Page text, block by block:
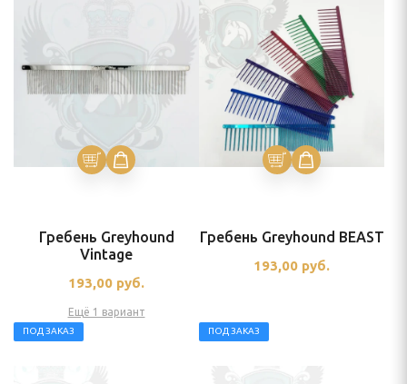
Гребень Greyhound
Vintage
193,00 руб.
Ещё 1 вариант
Гребень Greyhound BEAST
193,00 руб.
ПОД ЗАКАЗ ПОД ЗАКАЗ